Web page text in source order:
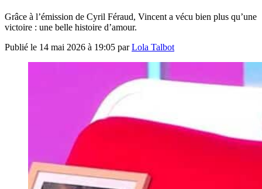
Grâce à l’émission de Cyril Féraud, Vincent a vécu bien plus qu’une
victoire : une belle histoire d’amour.
Publié le 14 mai 2026 à 19:05 parLola Talbot